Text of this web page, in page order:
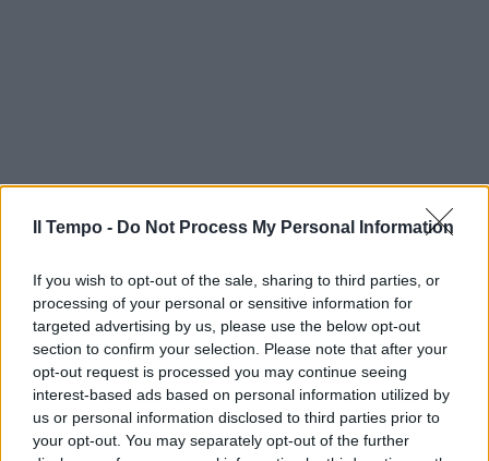
Il Tempo - Do Not Process My Personal Information
If you wish to opt-out of the sale, sharing to third parties, or
processing of your personal or sensitive information for
targeted advertising by us, please use the below opt-out
section to confirm your selection. Please note that after your
opt-out request is processed you may continue seeing
interest-based ads based on personal information utilized by
us or personal information disclosed to third parties prior to
your opt-out. You may separately opt-out of the further